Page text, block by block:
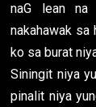
naG lean
nakahawak sa
ko sa burat
Siningit niya
pinalit niya